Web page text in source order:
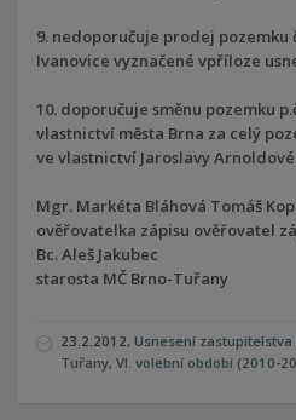
9. nedoporučuje prodej pozemku
Ivanovice vyznačené vpříloze
10. doporučuje směnu pozemku
vlastnictví města Brna za celý
ve vlastnictví Jaroslavy
Mgr. Markéta Bláhová Tomáš
ověřovatelka zápisu ověřovatel
Bc. Aleš Jakubec
starosta MČ Brno-Tuřany
23.2.2012, Usnesení zastupitelstva
Tuřany, VI. volební období (2010-